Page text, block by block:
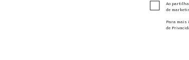
Ao
de
Para mais
de